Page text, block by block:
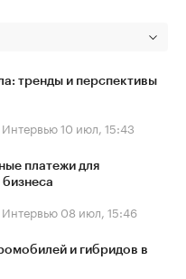
тренды и перспективы
10 июл, 15:43
платежи для
08 июл, 15:46
и гибридов в